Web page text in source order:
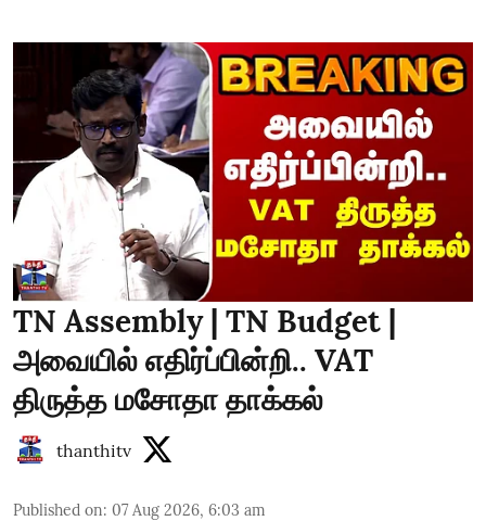
TN Assembly | TN Budget |
அவையில் எதிர்ப்பின்றி.. VAT
திருத்த மசோதா தாக்கல்
thanthitv
Published on: 07 Aug 2026, 6:03 am